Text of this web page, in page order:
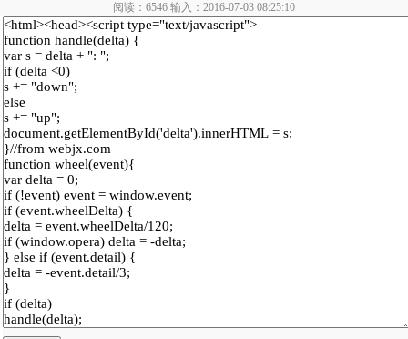
阅读：6546 输入：2016-07-03 08:25:10